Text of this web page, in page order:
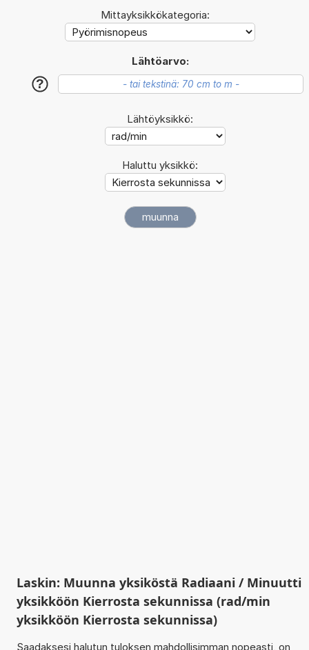
Mittayksikkökategoria:
Lähtöarvo:
?
Lähtöyksikkö:
Haluttu yksikkö:
Laskin: Muunna yksiköstä Radiaani / Minuutti
yksikköön Kierrosta sekunnissa (rad/min
yksikköön Kierrosta sekunnissa)
Saadaksesi halutun tuloksen mahdollisimman nopeasti, on